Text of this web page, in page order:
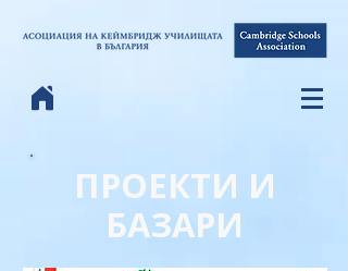
ПРОЕКТИ И
БАЗАРИ